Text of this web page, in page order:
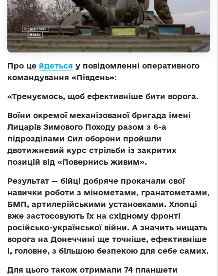
Про це йдеться у повідомленні оперативного
командування «Південь»:
«Тренуємось, щоб ефективніше бити ворога.
Воїни окремої механізованої бригада імені
Лицарів Зимового Походу разом з 6-а
підрозділами Сил оборони пройшли
двотижневий курс стрільби із закритих
позицій від «Повернись живим».
Результат — бійці добряче прокачали свої
навички роботи з мінометами, гранатометами,
БМП, артилерійськими установками. Хлопці
вже застосовують їх на східному фронті
російсько-української війни. А значить нищать
ворога на Донеччині ще точніше, ефективніше
і, головне, з більшою безпекою для себе самих.
Для цього також отримали 74 планшети